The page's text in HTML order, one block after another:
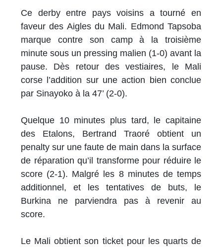
Ce derby entre pays voisins a tourné en
faveur des Aigles du Mali. Edmond Tapsoba
marque contre son camp à la troisième
minute sous un pressing malien (1-0) avant la
pause. Dès retour des vestiaires, le Mali
corse l’addition sur une action bien conclue
par Sinayoko à la 47’ (2-0).
Quelque 10 minutes plus tard, le capitaine
des Etalons, Bertrand Traoré obtient un
penalty sur une faute de main dans la surface
de réparation qu’il transforme pour réduire le
score (2-1). Malgré les 8 minutes de temps
additionnel, et les tentatives de buts, le
Burkina ne parviendra pas à revenir au
score.
Le Mali obtient son ticket pour les quarts de